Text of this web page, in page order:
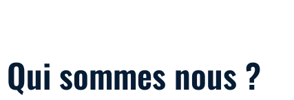
Qui sommes nous ?